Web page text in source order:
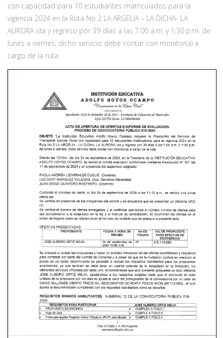
con capacidad para 10 estudiantes matriculados para la
vigencia 2024 en la Ruta No 2 LA ARGELIA – LA DICHA- LA
AURORA ida y regreso por 39 días a las 7:00 a.m. y 1:30 p.m. de
lunes a viernes; dicho servicio debe contar con monitor(a) a
cargo de la ruta.